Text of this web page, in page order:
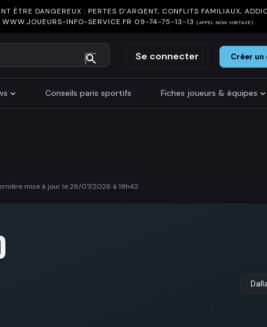
ÊTRE DANGEREUX : PERTES D’ARGENT, CONFLITS FAMILIAUX,
WWW.JOUEURS-INFO-SERVICE.FR 09-74-75-13-13 (APPEL NON SURTAXÉ)
Se connecter Créer
Conseils paris sportifs Fiches joueurs & équipes
mise à jour le 26/07/2026 à 18h42